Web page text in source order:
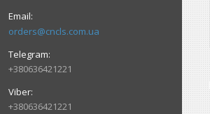
orders@cncls.com.ua
+380636421221
+380636421221